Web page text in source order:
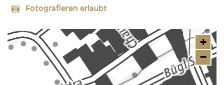
Fotografieren erlaubt
+
−